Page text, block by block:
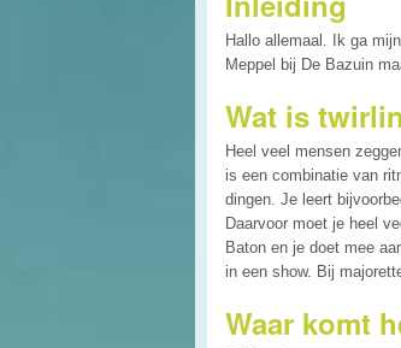
Hallo allemaal. Ik ga
Meppel bij De Bazuin
Wat is
Heel veel mensen
is een combinatie van
dingen. Je leert
Daarvoor moet je heel
Baton en je doet mee
in een show. Bij
Waar komt